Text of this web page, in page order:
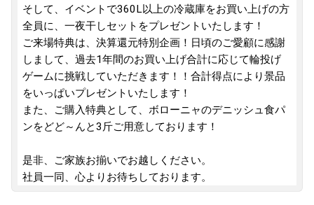
そして、イベントで360L以上の冷蔵庫をお買い上げの方
全員に、一夜干しセットをプレゼントいたします！
ご来場特典は、決算還元特別企画！日頃のご愛顧に感謝
しまして、過去1年間のお買い上げ合計に応じて輪投げ
ゲームに挑戦していただきます！！合計得点により景品
をいっぱいプレゼントいたします！
また、ご購入特典として、ボローニャのデニッシュ食パ
ンをどど～んと3斤ご用意しております！
是非、ご家族お揃いでお越しください。
社員一同、心よりお待ちしております。